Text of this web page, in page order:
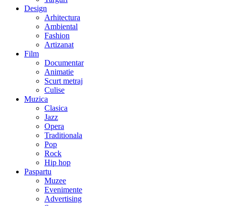
Design
Arhitectura
Ambiental
Fashion
Artizanat
Film
Documentar
Animatie
Scurt metraj
Culise
Muzica
Clasica
Jazz
Opera
Traditionala
Pop
Rock
Hip hop
Paspartu
Muzee
Evenimente
Advertising